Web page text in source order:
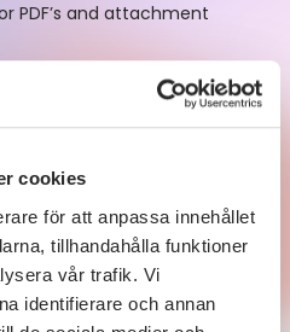
cookies
för att anpassa innehållet
tillhandahålla funktioner
vår trafik. Vi
identifierare och annan
PDF’s and attachment
for authentication, and